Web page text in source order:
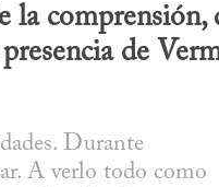
la comprensión,
de
Durante
A verlo todo como